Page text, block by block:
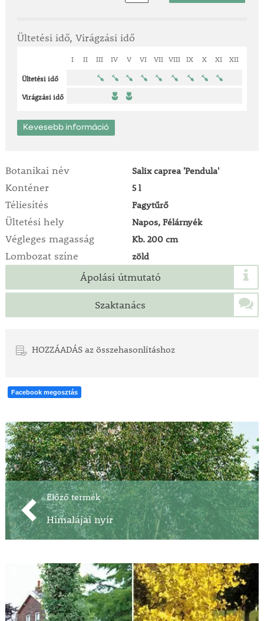
Ültetési idő, Virágzási idő
I II III IV V VI VII VIII IX X XI XII
Ültetési idő
Virágzási idő
Kevesebb információ
Botanikai név Salix caprea 'Pendula'
Konténer 5 l
Téliesítés Fagytűrő
Ültetési hely Napos, Félárnyék
Végleges magasság Kb. 200 cm
Lombozat színe zöld
Ápolási útmutató
Szaktanács
HOZZÁADÁS az összehasonlításhoz
Facebook megosztás
Előző termék
Himalájai nyír